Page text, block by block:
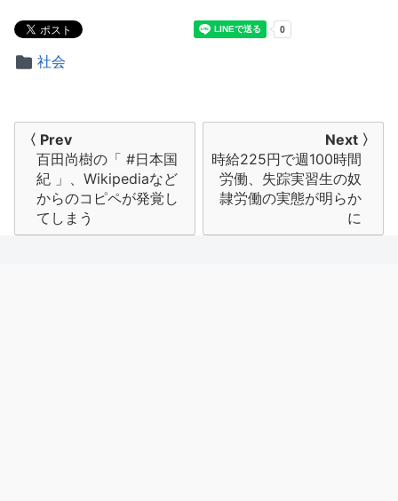
社会
ビ
〈 Prev
百田尚樹の「 #日本国
紀 」、Wikipediaなど
からのコピペが発覚し
てしまう
Next 〉
時給225円で週100時間
労働、失踪実習生の奴
隷労働の実態が明らか
に